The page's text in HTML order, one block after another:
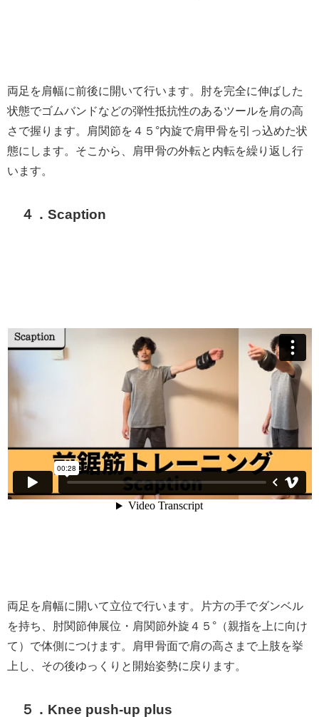
両足を肩幅に前後に開いて行います。肘を完全に伸ばした
状態でゴムバンドなどの弾性抵抗性のあるツールを肩の高
さで握ります。肩関節を４５°内旋で肩甲骨を引っ込めた状
態にします。そこから、肩甲骨の外転と内転を繰り返し行
います。
４．Scaption
両足を肩幅に開いて立位で行います。片方の手でダンベル
を持ち、肘関節伸展位・肩関節外旋４５°（親指を上に向け
て）で体側につけます。肩甲骨面で肩の高さまで上肢を挙
上し、その後ゆっくりと開始姿勢に戻ります。
５．Knee push-up plus